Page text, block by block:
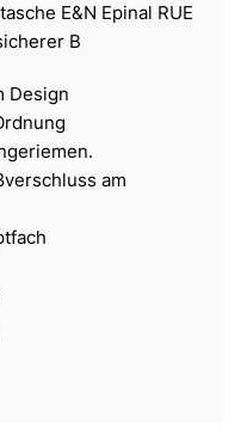
E&N Epinal RUE
B
Design
am